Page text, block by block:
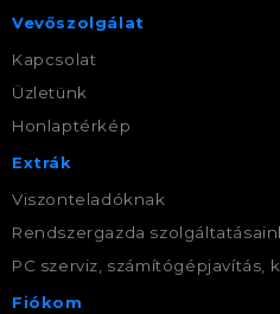
Vevőszolgálat
Kapcsolat
Üzletünk
Honlaptérkép
Extrák
Viszonteladóknak
Rendszergazda
PC szerviz, számítógépjavítás,
Fiókom